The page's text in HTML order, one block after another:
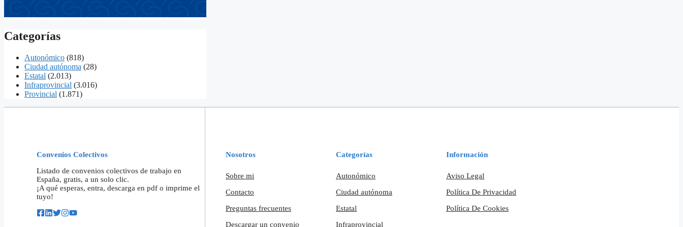
Categorías
Autonómico (818)
Ciudad autónoma (28)
Estatal (2.013)
Infraprovincial (3.016)
Provincial (1.871)
Convenios Colectivos
Listado de convenios colectivos de trabajo en
España, gratis, a un solo clic.
¡A qué esperas, entra, descarga en pdf o imprime el
tuyo!
Nosotros
Sobre mi
Contacto
Preguntas frecuentes
Descargar un convenio
Categorías
Autonómico
Ciudad autónoma
Estatal
Infraprovincial
Información
Aviso Legal
Política De Privacidad
Política De Cookies